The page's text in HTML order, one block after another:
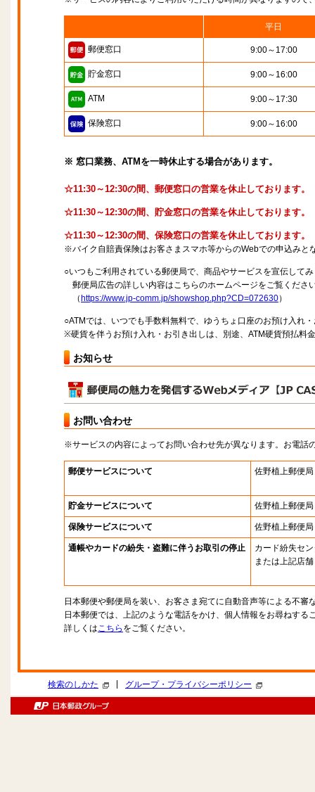
平日
郵便窓口 9:00～17:00
貯金窓口 9:00～16:00
ATM 9:00～17:30
保険窓口 9:00～16:00
※ 窓口業務、ATMを一時休止する場合があります。
☆11:30～12:30の間、郵便窓口の営業を休止しております。
☆11:30～12:30の間、貯金窓口の営業を休止しております。
☆11:30～12:30の間、保険窓口の営業を休止しております。
※バイク自賠責保険はお客さまスマホ等からのWebでの申込みと
○いつもご利用されている郵便局で、商品やサービスを宣伝して
郵便局広告の詳しい内容はこちらのホームページをご覧くださ
（ https://www.jp-comm.jp/showshop.php?CD=072630）
○ATMでは、いつでも手数料無料で、ゆうちょ口座のお預け入れ
※硬貨を伴うお預け入れ・お引き出しは、別途、ATM硬貨預払料
お知らせ
お問い合わせ
※サービスの内容によってお問い合わせ先が異なります。お電話
郵便サービスについて 佐野植上郵便局
貯金サービスについて 佐野植上郵便局
保険サービスについて 佐野植上郵便局
通帳やカードの紛失・盗難に伴うお取引の停止
カード紛失セ
または上記店舗
日本郵便や郵便局を装い、お客さま宛てに自動音声等による不審
日本郵便では、上記のような電話をかけ、個人情報をお尋ねする
詳しくはこちら をご覧ください。
検索のしかた グループ・プライバシーポリシー